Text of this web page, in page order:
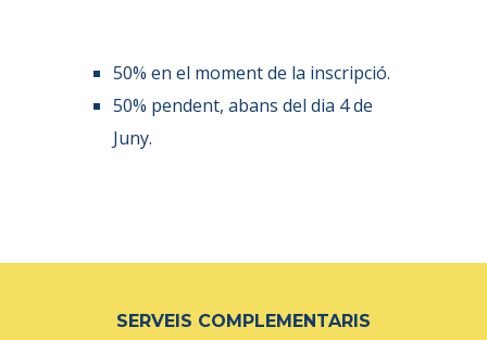
50% en el moment de la inscripció.
50% pendent, abans del dia 4 de
Juny.
SERVEIS COMPLEMENTARIS